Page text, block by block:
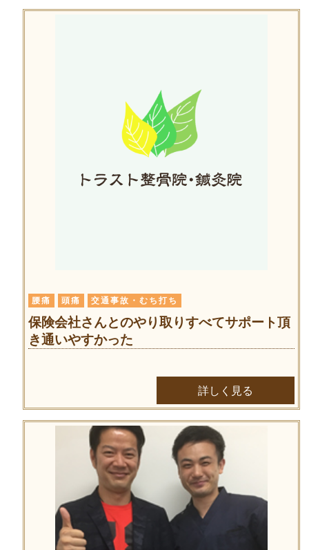
腰痛 頭痛 交通事故・むち打ち
保険会社さんとのやり取りすべてサポート頂
き通いやすかった
詳しく見る